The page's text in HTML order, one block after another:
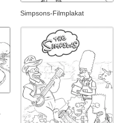
Simpsons-Filmplakat